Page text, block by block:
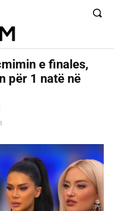
e finales,
për 1 natë në